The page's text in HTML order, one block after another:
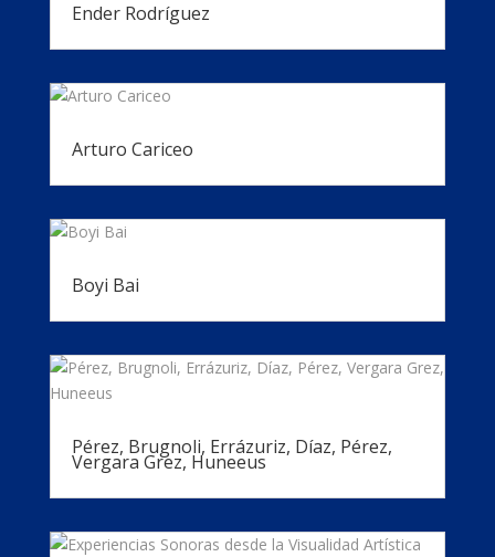
Ender Rodríguez
Arturo Cariceo
Boyi Bai
Pérez, Brugnoli, Errázuriz, Díaz, Pérez,
Vergara Grez, Huneeus